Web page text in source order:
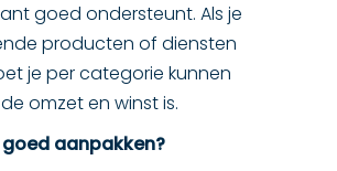
goed ondersteunt. Als je
producten of diensten
je per categorie kunnen
omzet en winst is.
aanpakken?